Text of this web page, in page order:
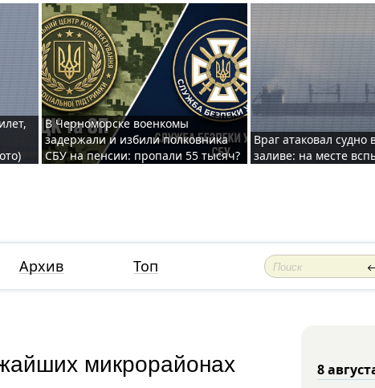
В Черноморске военкомы
задержали и избили полковника
СБУ на пенсии: пропали 55 тысяч?
Враг атаковал судно
заливе: на месте
Архив Топ
микрорайонах
8